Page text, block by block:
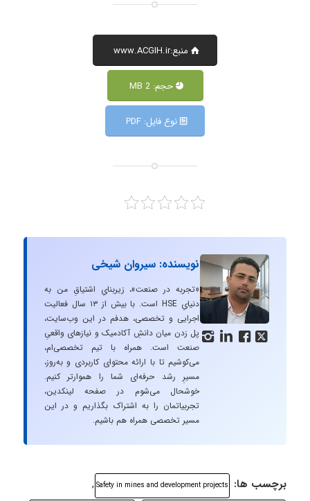
منبع:www.ACGIH.ir
حجم: 2 MB
نوع فایل: PDF
   
نویسنده: سیروان شیخی
«تجربه در صنعت»، زیربنایِ اشتیاقِ من به
دنیایِ HSE است. با بیش از ۱۳ سال فعالیت
اجرایی و تخصصی، هدفم در این وب‌سایت،
پل زدن میان دانشِ آکادمیک و نیازهای واقعیِ
صنعت است. همراه با تیم تخصصی‌ام،
می‌کوشیم تا با ارائه محتوای کاربردی و به‌روز،
مسیرِ رشد حرفه‌ای شما را هموارتر کنیم.
خوشحال می‌شوم در صفحه لینکدین،
تجربیاتمان را به اشتراک بگذاریم و در این
مسیر تخصصی همراه هم باشیم.
برچسب ها: Safety in mines and development projects
,